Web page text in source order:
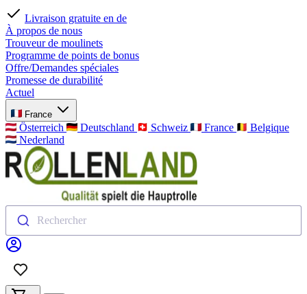
Paiement sécurisé
À propos de nous
Trouveur de moulinets
Programme de points de bonus
Offre/Demandes spéciales
Promesse de durabilité
Actuel
France
Österreich Deutschland Schweiz France
Belgique
Nederland
Rechercher